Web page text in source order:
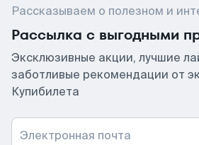
Рассказываем о полезном и
Рассылка с выгодными
Эксклюзивные акции, лучшие
заботливые рекомендации от
Купибилета
Электронная почта